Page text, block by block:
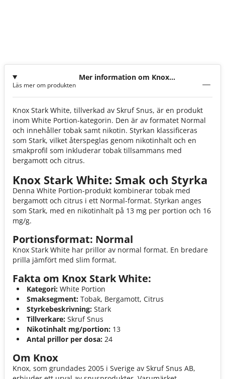
Mer information om Knox
Läs mer om produkten
Knox Stark White, tillverkad av Skruf Snus, är en produkt
inom White Portion-kategorin. Den är av formatet Normal
och innehåller tobak samt nikotin. Styrkan klassificeras
som Stark, vilket återspeglas genom nikotinhalt och en
smakprofil som inkluderar tobak tillsammans med
bergamott och citrus.
Knox Stark White: Smak och Styrka
Denna White Portion-produkt kombinerar tobak med
bergamott och citrus i ett Normal-format. Styrkan anges
som Stark, med en nikotinhalt på 13 mg per portion och 16
mg/g.
Portionsformat: Normal
Knox Stark White har prillor av normal format. En bredare
prilla jämfört med slim format.
Fakta om Knox Stark White:
Kategori: White Portion
Smaksegment: Tobak, Bergamott, Citrus
Styrkebeskrivning: Stark
Tillverkare: Skruf Snus
Nikotinhalt mg/portion: 13
Antal prillor per dosa: 24
Om Knox
Knox, som grundades 2005 i Sverige av Skruf Snus AB,